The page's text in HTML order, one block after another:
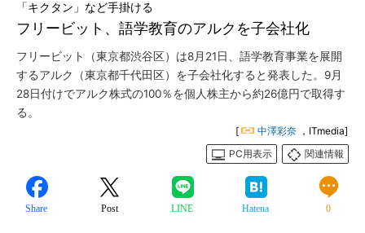
フリービット、語学教育のアルクを子会社化
「キクタン」など手掛ける
フリービット（東京都渋谷区）は8月21日、語学教育事業を展開
するアルク（東京都千代田区）を子会社化すると発表した。9月
28日付けでアルク株式の100％を個人株主から約26億円で取得す
る。
[ 中澤彩奈 ，ITmedia]
PC用表示
関連情報
Share Post LINE Hatena 0